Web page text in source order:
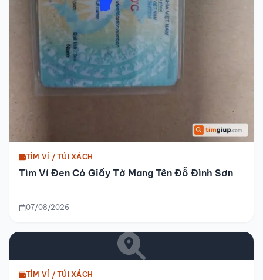
TÌM VÍ / TÚI XÁCH
Tìm Ví Đen Có Giấy Tờ Mang Tên Đỗ Đình Sơn
07/08/2026
TÌM VÍ / TÚI XÁCH